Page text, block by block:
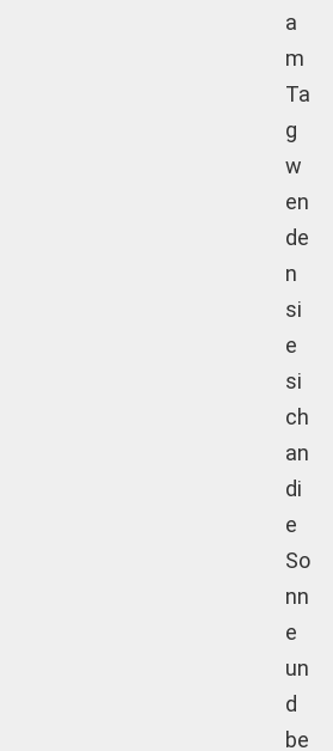
a
m
Ta
g
w
en
de
n
si
e
si
ch
an
di
e
So
nn
e
un
d
be